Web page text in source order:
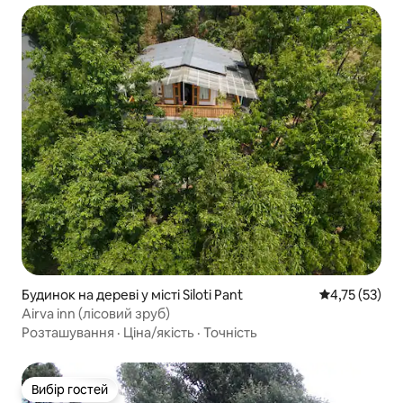
Будинок на дереві у місті Siloti Pant Середня
4,75 (53)
Airva inn (лісовий зруб)
Розташування · Ціна/якість · Точність
Вибір гостей
Вибір гостей